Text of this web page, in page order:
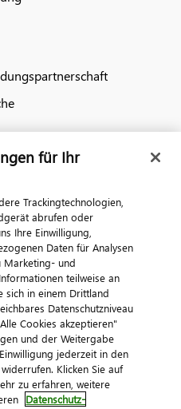
Sie uns
für Ihr
Trackingtechnologien,
abrufen oder
Ihre Einwilligung,
Daten für Analysen
Marketing- und
teilweise an
sich in einem Drittland
Datenschutzniveau
Cookies akzeptieren"
und der Weitergabe
jederzeit in den
Klicken Sie auf
zu erfahren, weitere
Datenschutz-